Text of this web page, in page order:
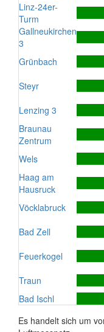
Linz-24er-
Turm
Gallneukirchen
3
Grünbach
Steyr
Lenzing 3
Braunau
Zentrum
Wels
Haag am
Hausruck
Vöcklabruck
Bad Zell
Feuerkogel
Traun
Bad Ischl
Es handelt sich um